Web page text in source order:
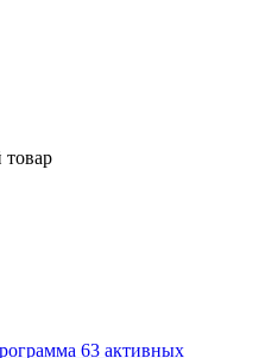
63 активных